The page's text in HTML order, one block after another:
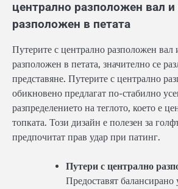
централно разположен вал и
разположен в петата
Путерите с централно разположен вал
разположен в петата, значително се
представяне. Путерите с централно
обикновено предлагат по-стабилно
разпределението на теглото, което е
топката. Този дизайн е полезен за
предпочитат прав удар при патинг.
Путери с централно
Предоставят балансирано